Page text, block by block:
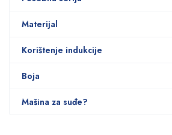
Materijal
Korištenje indukcije
Boja
Mašina za suđe?